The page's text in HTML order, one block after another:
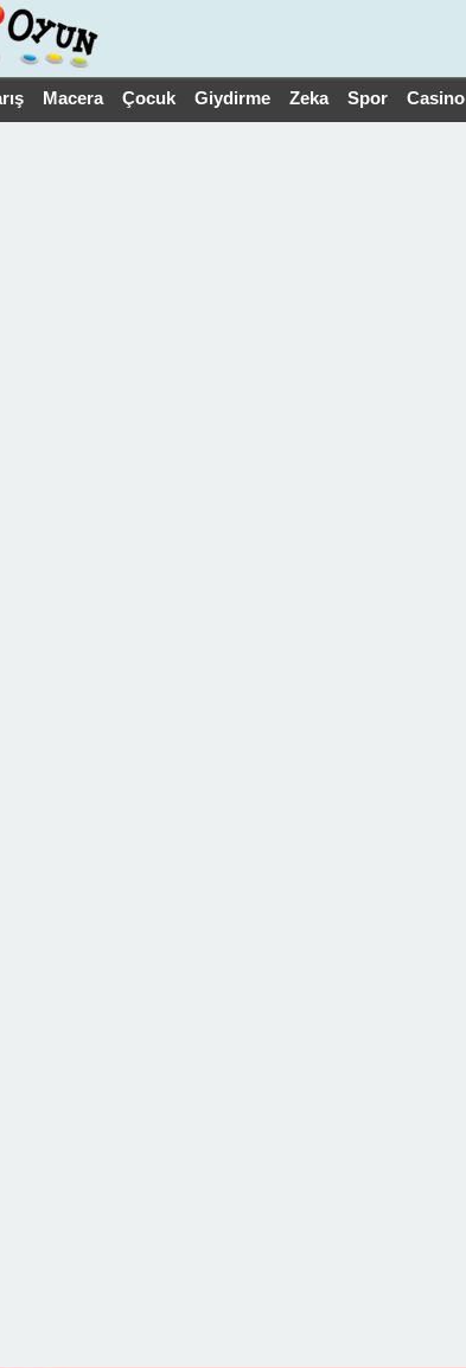
Macera Çocuk Giydirme Zeka Spor Casino